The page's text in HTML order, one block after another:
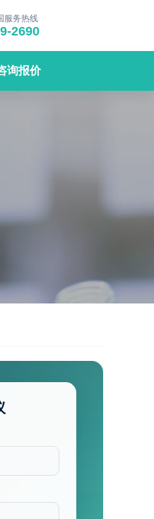
服务热线
2690
询报价